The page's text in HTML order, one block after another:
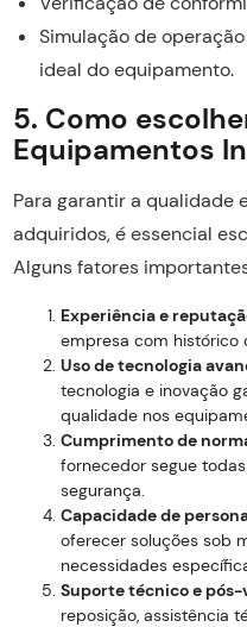
Simulação de
ideal do equipamento.
5. Como
Equipamentos
Para garantir a qualidade
adquiridos, é essencial
Alguns fatores
Experiência e
empresa com histórico
Uso de tecnologia
tecnologia e inovação
qualidade nos
Cumprimento de
fornecedor segue
segurança.
Capacidade de
oferecer soluções sob
necessidades
Suporte técnico e pós-
reposição, assistência